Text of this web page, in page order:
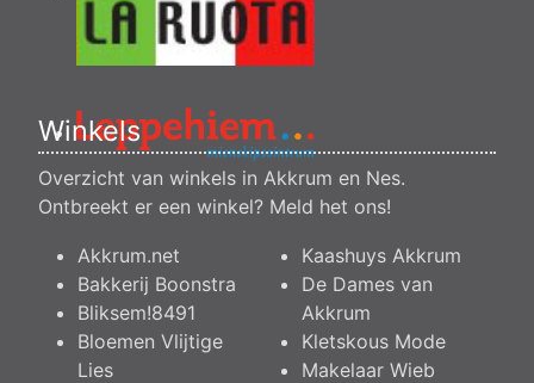
Winkels
Overzicht van winkels in Akkrum en Nes.
Ontbreekt er een winkel? Meld het ons!
Akkrum.net
Bakkerij Boonstra
Bliksem!8491
Bloemen Vlijtige
Lies
Kaashuys Akkrum
De Dames van
Akkrum
Kletskous Mode
Makelaar Wieb